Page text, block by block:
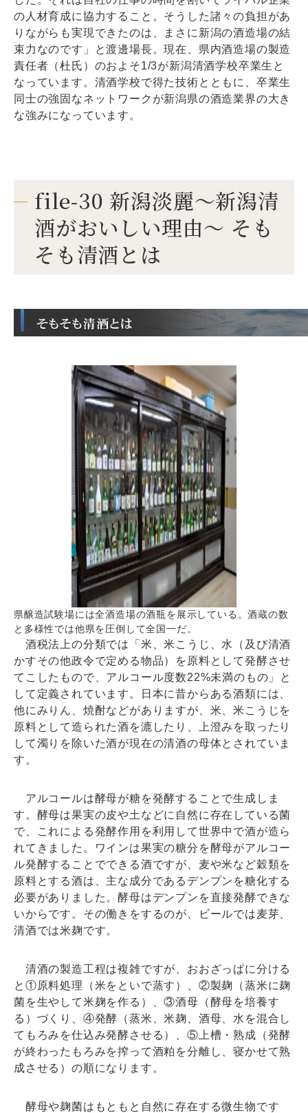
の人材育成に協力すること。そうした諸々の負担があ
りながらも実現できたのは、まさに新潟の酒造場の結
束力なのです」と渡邊場長。現在、県内酒造場の製造
責任者（杜氏）のおよそ1/3が新潟清酒学校卒業生と
なっています。清酒学校で得た技術とともに、卒業生
同士の強固なネットワークが新潟県の酒造業界の大き
な強みになっています。
file-30 新潟淡麗～新潟清
酒がおいしい理由～ そも
そも清酒とは
県醸造試験場には全酒造場の酒瓶を展示している。酒蔵の数
と多様性では他県を圧倒して全国一だ。
酒税法上の分類では「米、米こうじ、水（及び清酒
かすその他政令で定める物品）を原料として発酵させ
てこしたもので、アルコール度数22%未満のもの」と
して定義されています。日本に昔からある酒類には、
他にみりん、焼酎などがありますが、米、米こうじを
原料として造られた酒を漉したり、上澄みを取ったり
して濁りを除いた酒が現在の清酒の母体とされていま
す。
アルコールは酵母が糖を発酵することで生成しま
す。酵母は果実の皮や土などに自然に存在している菌
で、これによる発酵作用を利用して世界中で酒が造ら
れてきました。ワインは果実の糖分を酵母がアルコー
ル発酵することでできる酒ですが、麦や米など穀類を
原料とする酒は、主な成分であるデンプンを糖化する
必要がありました。酵母はデンプンを直接発酵できな
いからです。その働きをするのが、ビールでは麦芽、
清酒では米麹です。
清酒の製造工程は複雑ですが、おおざっぱに分ける
と①原料処理（米をといで蒸す）、②製麹（蒸米に麹
菌を生やして米麹を作る）、③酒母（酵母を培養す
る）づくり、④発酵（蒸米、米麹、酒母、水を混合し
てもろみを仕込み発酵させる）、⑤上槽・熟成（発酵
が終わったもろみを搾って酒粕を分離し、寝かせて熟
成させる）の順になります。
酵母や麹菌はもともと自然に存在する微生物です